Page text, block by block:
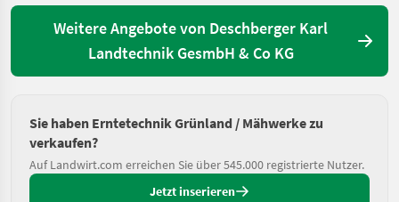
Weitere Angebote von Deschberger Karl
Landtechnik GesmbH & Co KG
Sie haben Erntetechnik Grünland / Mähwerke zu
verkaufen?
Auf Landwirt.com erreichen Sie über 545.000 registrierte Nutzer.
Jetzt inserieren